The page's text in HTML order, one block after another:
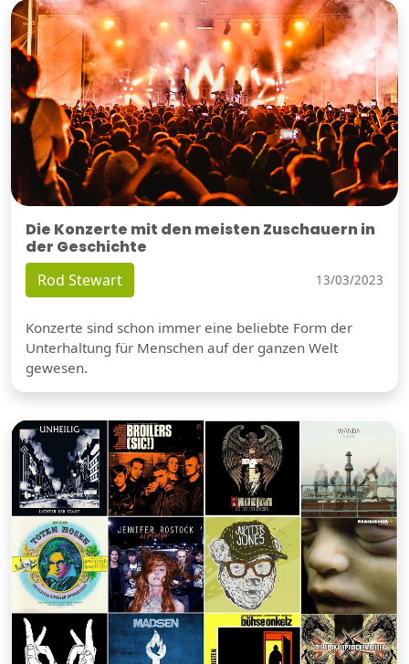
Die Konzerte mit den meisten Zuschauern in
der Geschichte
Rod Stewart 13/03/2023
Konzerte sind schon immer eine beliebte Form der
Unterhaltung für Menschen auf der ganzen Welt
gewesen.